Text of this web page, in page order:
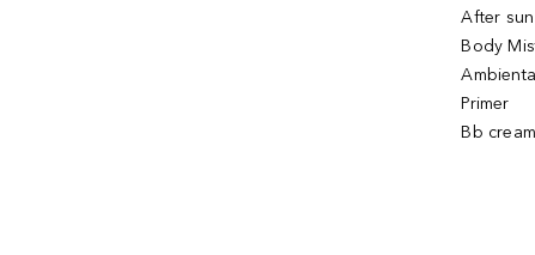
After sun
Body
Primer
Bb